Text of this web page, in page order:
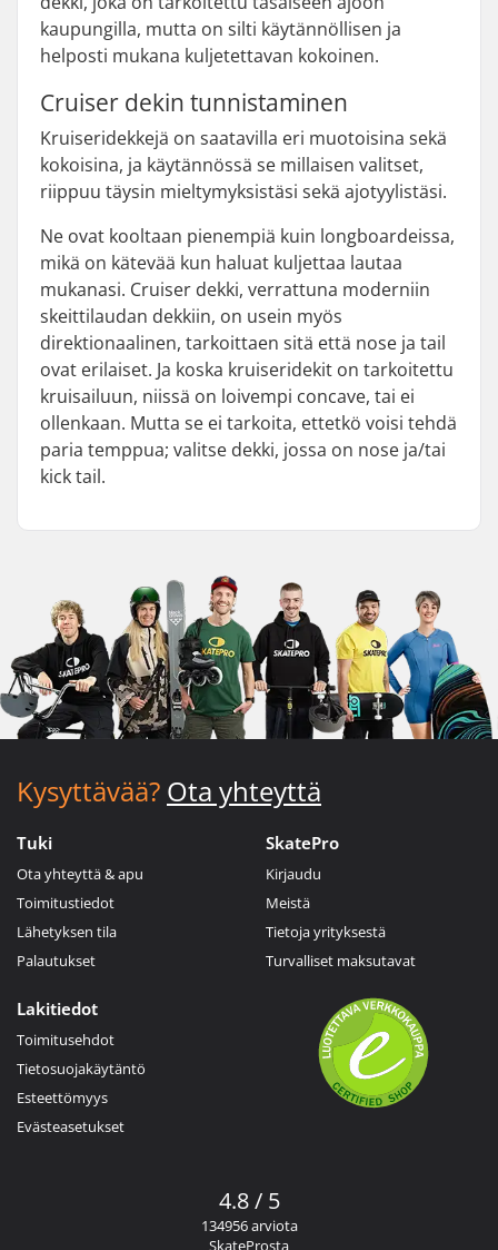
kaupungilla, mutta on silti käytännöllisen ja
helposti mukana kuljetettavan kokoinen.
Cruiser dekin tunnistaminen
Kruiseridekkejä on saatavilla eri muotoisina sekä
kokoisina, ja käytännössä se millaisen valitset,
riippuu täysin mieltymyksistäsi sekä ajotyylistäsi.
Ne ovat kooltaan pienempiä kuin longboardeissa,
mikä on kätevää kun haluat kuljettaa lautaa
mukanasi. Cruiser dekki, verrattuna moderniin
skeittilaudan dekkiin, on usein myös
direktionaalinen, tarkoittaen sitä että nose ja tail
ovat erilaiset. Ja koska kruiseridekit on tarkoitettu
kruisailuun, niissä on loivempi concave, tai ei
ollenkaan. Mutta se ei tarkoita, ettetkö voisi tehdä
paria temppua; valitse dekki, jossa on nose ja/tai
kick tail.
Kysyttävää? Ota yhteyttä
Tuki
Ota yhteyttä & apu
Toimitustiedot
Lähetyksen tila
Palautukset
SkatePro
Kirjaudu
Meistä
Tietoja yrityksestä
Turvalliset maksutavat
Lakitiedot
Toimitusehdot
Tietosuojakäytäntö
Esteettömyys
Evästeasetukset
4.8 / 5
134956 arviota
SkateProsta